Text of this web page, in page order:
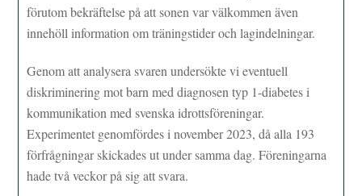
förutom bekräftelse på att sonen var välkommen även
innehöll information om träningstider och lagindelningar.
Genom att analysera svaren undersökte vi eventuell
diskriminering mot barn med diagnosen typ 1-diabetes i
kommunikation med svenska idrottsföreningar.
Experimentet genomfördes i november 2023, då alla 193
förfrågningar skickades ut under samma dag. Föreningarna
hade två veckor på sig att svara.